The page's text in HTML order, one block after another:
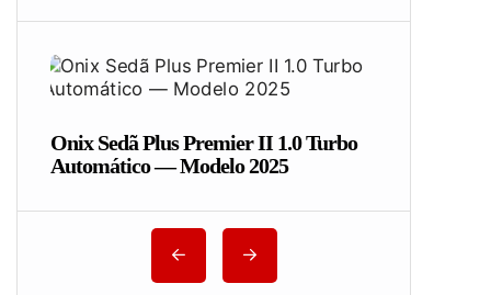
Onix Sedã Plus Premier II 1.0 Turbo
Automático — Modelo 2025